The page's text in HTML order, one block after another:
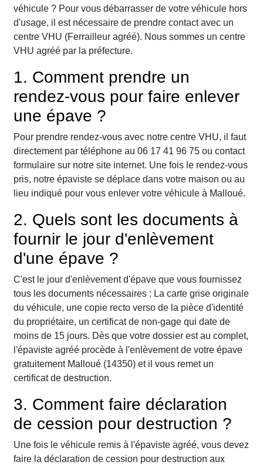
véhicule ? Pour vous débarrasser de votre véhicule hors
d'usage, il est nécessaire de prendre contact avec un
centre VHU (Ferrailleur agréé). Nous sommes un centre
VHU agréé par la préfecture.
1. Comment prendre un
rendez-vous pour faire enlever
une épave ?
Pour prendre rendez-vous avec notre centre VHU, il faut
directement par téléphone au 06 17 41 96 75 ou contact
formulaire sur notre site internet. Une fois le rendez-vous
pris, notre épaviste se déplace dans votre maison ou au
lieu indiqué pour vous enlever votre véhicule à Malloué.
2. Quels sont les documents à
fournir le jour d'enlèvement
d'une épave ?
C'est le jour d'enlèvement d'épave que vous fournissez
tous les documents nécessaires : La carte grise originale
du véhicule, une copie recto verso de la pièce d'identité
du propriétaire, un certificat de non-gage qui date de
moins de 15 jours. Dès que votre dossier est au complet,
l'épaviste agréé procède à l'enlèvement de votre épave
gratuitement Malloué (14350) et il vous remet un
certificat de destruction.
3. Comment faire déclaration
de cession pour destruction ?
Une fois le véhicule remis à l'épaviste agréé, vous devez
faire la déclaration de cession pour destruction aux